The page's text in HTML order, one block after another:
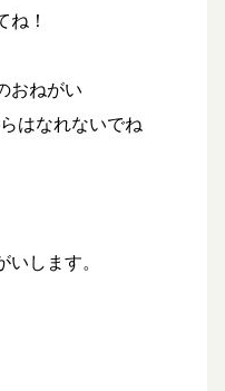
ね！
おねがい
はなれないでね
します。